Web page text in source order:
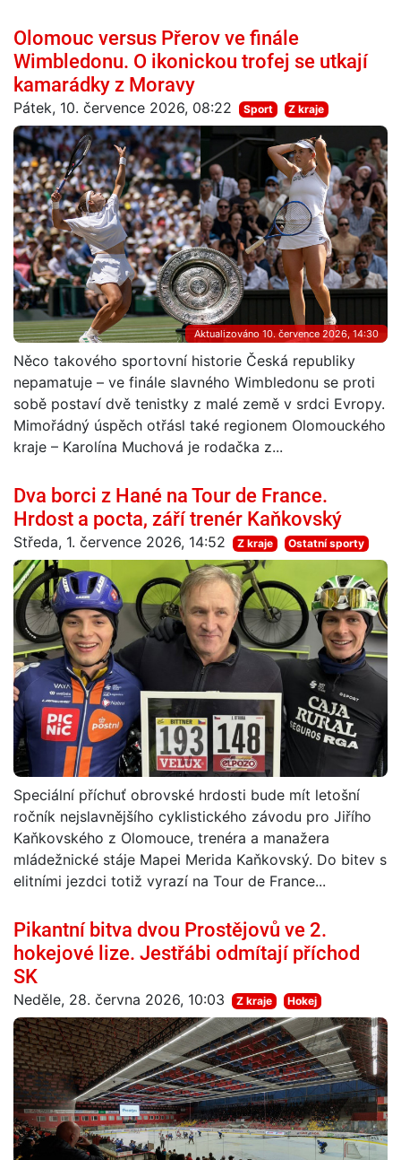
Olomouc versus Přerov ve finále
Wimbledonu. O ikonickou trofej se utkají
kamarádky z Moravy
Pátek, 10. července 2026, 08:22 Sport Z kraje
Aktualizováno 10. července 2026, 14:30
Něco takového sportovní historie Česká republiky
nepamatuje – ve finále slavného Wimbledonu se proti
sobě postaví dvě tenistky z malé země v srdci Evropy.
Mimořádný úspěch otřásl také regionem Olomouckého
kraje – Karolína Muchová je rodačka z...
Dva borci z Hané na Tour de France.
Hrdost a pocta, září trenér Kaňkovský
Středa, 1. července 2026, 14:52 Z kraje Ostatní sporty
Speciální příchuť obrovské hrdosti bude mít letošní
ročník nejslavnějšího cyklistického závodu pro Jiřího
Kaňkovského z Olomouce, trenéra a manažera
mládežnické stáje Mapei Merida Kaňkovský. Do bitev s
elitními jezdci totiž vyrazí na Tour de France...
Pikantní bitva dvou Prostějovů ve 2.
hokejové lize. Jestřábi odmítají příchod
SK
Neděle, 28. června 2026, 10:03 Z kraje Hokej